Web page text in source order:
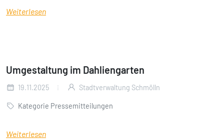
Weiterlesen
Umgestaltung im Dahliengarten
19.11.2025 Stadtverwaltung Schmölln
Kategorie Pressemitteilungen
Weiterlesen